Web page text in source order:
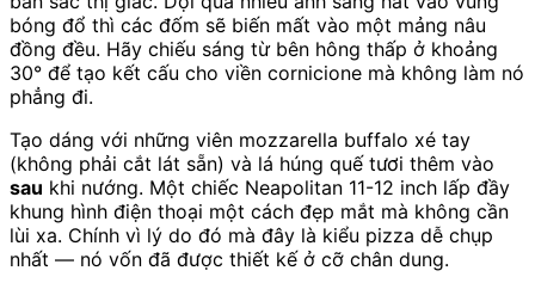
bóng đổ thì các đốm sẽ biến mất vào một mảng nâu
đồng đều. Hãy chiếu sáng từ bên hông thấp ở khoảng
30° để tạo kết cấu cho viền cornicione mà không làm nó
phẳng đi.
Tạo dáng với những viên mozzarella buffalo xé tay
(không phải cắt lát sẵn) và lá húng quế tươi thêm vào
sau khi nướng. Một chiếc Neapolitan 11-12 inch lấp đầy
khung hình điện thoại một cách đẹp mắt mà không cần
lùi xa. Chính vì lý do đó mà đây là kiểu pizza dễ chụp
nhất — nó vốn đã được thiết kế ở cỡ chân dung.